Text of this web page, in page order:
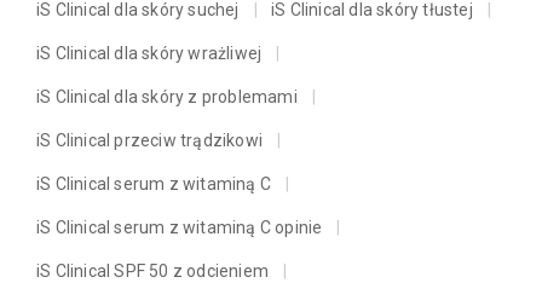
iS Clinical dla skóry suchej iS Clinical dla skóry tłustej
iS Clinical dla skóry wrażliwej
iS Clinical dla skóry z problemami
iS Clinical przeciw trądzikowi
iS Clinical serum z witaminą C
iS Clinical serum z witaminą C opinie
iS Clinical SPF 50 z odcieniem